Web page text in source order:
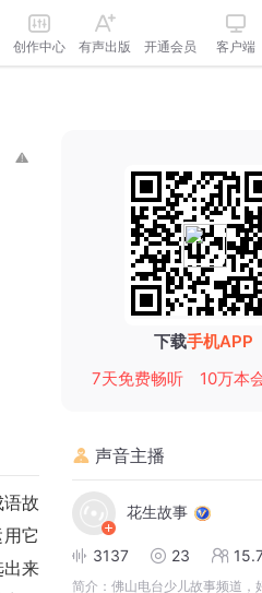
创作中心 有声出版 开通会员 客户端
故
它
出来
下载手机APP
7天免费畅听
10万本
声音主播
花生故事
3137 23
简介： 佛山电台少儿故事频道，